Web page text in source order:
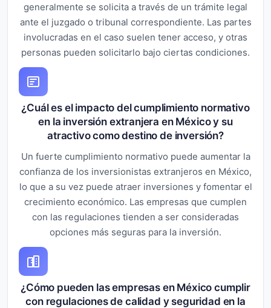
generalmente se solicita a través de un trámite legal
ante el juzgado o tribunal correspondiente. Las partes
involucradas en el caso suelen tener acceso, y otras
personas pueden solicitarlo bajo ciertas condiciones.
¿Cuál es el impacto del cumplimiento normativo
en la inversión extranjera en México y su
atractivo como destino de inversión?
Un fuerte cumplimiento normativo puede aumentar la
confianza de los inversionistas extranjeros en México,
lo que a su vez puede atraer inversiones y fomentar el
crecimiento económico. Las empresas que cumplen
con las regulaciones tienden a ser consideradas
opciones más seguras para la inversión.
¿Cómo pueden las empresas en México cumplir
con regulaciones de calidad y seguridad en la